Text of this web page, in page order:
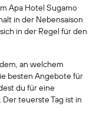
Apa Hotel Sugamo
in der Nebensaison
in der Regel für den
an welchem
besten Angebote für
du für eine
teuerste Tag ist in